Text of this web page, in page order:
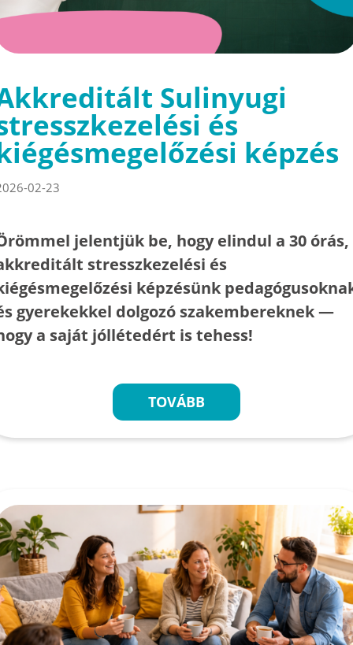
Sulinyugi
és
képzés
02-23
jelentjük be, hogy elindul a 30 órás,
stresszkezelési és
képzésünk
gyerekekkel dolgozó szakembereknek —
a saját jóllétedért is tehess!
TOVÁBB